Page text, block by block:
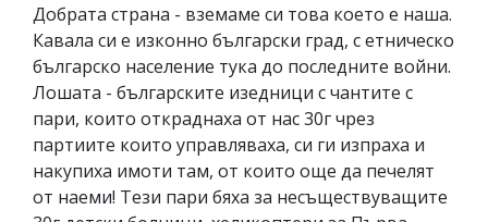
Добрата страна - вземаме си това което е наша.
Кавала си е изконно български град, с етническо
българско население тука до последните войни.
Лошата - българските изедници с чантите с
пари, които откраднаха от нас 30г чрез
партиите които управляваха, си ги изпраха и
накупиха имоти там, от които още да печелят
от наеми! Тези пари бяха за несъществуващите